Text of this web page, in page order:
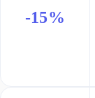
-15%